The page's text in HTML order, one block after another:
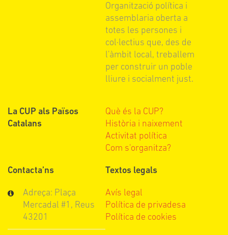
Organització política i
assemblaria oberta a
totes les persones i
col·lectius que, des de
l'àmbit local, treballem
per construir un poble
lliure i socialment just.
La CUP als Països
Catalans
Què és la CUP?
Història i naixement
Activitat política
Com s'organitza?
Contacta’ns
Adreça: Plaça
Mercadal #1, Reus
43201
Textos legals
Avís legal
Política de privadesa
Política de cookies